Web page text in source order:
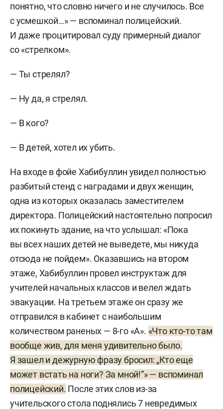
понятно, что словно ничего и не случилось. Все
с усмешкой…» — вспоминал полицейский.
И даже процитировал суду примерный диалог
со «стрелком».
— Ты стрелял?
— Ну да, я стрелял.
— В кого?
— В детей, хотел их убить.
На входе в фойе Хабибуллин увидел полностью
разбитый стенд с наградами и двух женщин,
одна из которых оказалась заместителем
директора. Полицейский настоятельно попросил
их покинуть здание, на что услышал: «Пока
вы всех наших детей не выведете, мы никуда
отсюда не пойдем». Оказавшись на втором
этаже, Хабибуллин провел инструктаж для
учителей начальных классов и велел ждать
эвакуации. На третьем этаже он сразу же
отправился в кабинет с наибольшим
количеством раненых — 8-го «А». «Что кто-то там
вообще жив, для меня удивительно было.
Я зашел и дежурную фразу бросил: „Кто еще
может встать на ноги? За мной!“» — вспоминал
полицейский. После этих слов из-за
учительского стола поднялись 7 невредимых